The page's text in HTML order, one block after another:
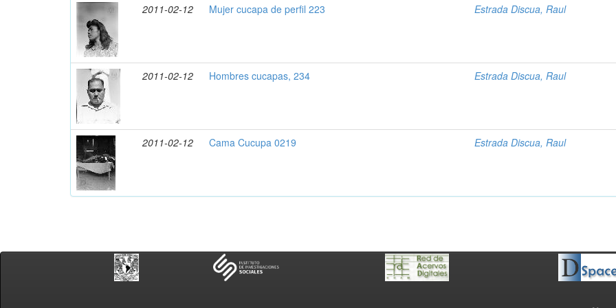
2011-02-12 Mujer cucapa de perfil 223 Estrada Discua, Raul
2011-02-12 Hombres cucapas, 234 Estrada Discua, Raul
2011-02-12 Cama Cucupa 0219 Estrada Discua, Raul